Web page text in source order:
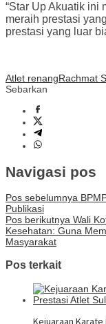
“Star Up Akuatik ini
meraih prestasi
prestasi yang luar
Atlet renangRachmat
Sebarkan
Navigasi pos
Pos sebelumnya
Publikasi
Pos berikutnya Wali
Kesehatan: Guna
Masyarakat
Pos terkait
Kejuaraan Karate